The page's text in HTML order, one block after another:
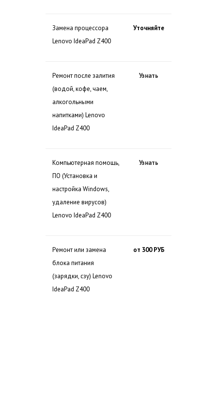
Замена процессора
Lenovo IdeaPad Z400
Уточняйте
Ремонт после залития
(водой, кофе, чаем,
алкогольными
напитками) Lenovo
IdeaPad Z400
Узнать
Компьютерная помощь,
ПО (Установка и
настройка Windows,
удаление вирусов)
Lenovo IdeaPad Z400
Узнать
Ремонт или замена
блока питания
(зарядки, сзу) Lenovo
IdeaPad Z400
от 300 РУБ